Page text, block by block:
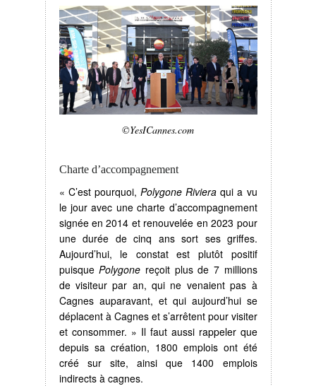
©YesICannes.com
Charte d’accompagnement
« C’est pourquoi, Polygone Riviera qui a vu
le jour avec une charte d’accompagnement
signée en 2014 et renouvelée en 2023 pour
une durée de cinq ans sort ses griffes.
Aujourd’hui, le constat est plutôt positif
puisquePolygone reçoit plus de 7 millions
de visiteur par an, qui ne venaient pas à
Cagnes auparavant, et qui aujourd’hui se
déplacent à Cagnes et s’arrêtent pour visiter
et consommer. » Il faut aussi rappeler que
depuis sa création, 1800 emplois ont été
créé sur site, ainsi que 1400 emplois
indirects à cagnes.